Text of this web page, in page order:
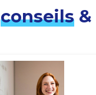
conseils &